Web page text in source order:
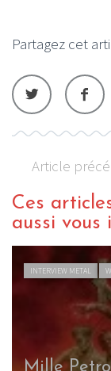
Partagez cet
Article
Ces
aussi vous
INTERVIEW METAL